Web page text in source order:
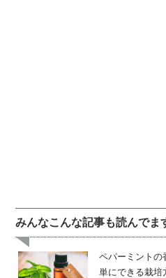
みんなこんな記事も読んでま
ペパーミントの
単にできる栽培